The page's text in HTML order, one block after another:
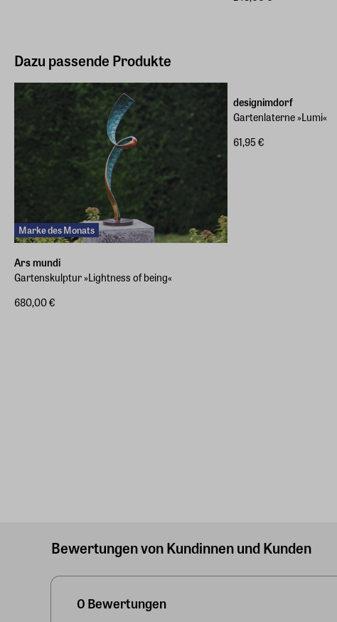
Dazu passende Produkte
Marke des Monats
Ars mundi
Gartenskulptur »Lightness of being«
680,00 €
designimdorf
Gartenlaterne »Lumi«
61,95 €
Bewertungen von Kundinnen und Kunden
0 Bewertungen